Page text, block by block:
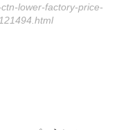
lower-factory-price-